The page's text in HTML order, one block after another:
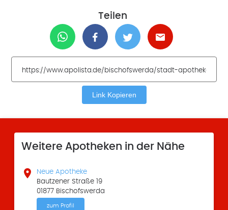
Teilen
Link Kopieren
Weitere Apotheken in der Nähe

Neue Apotheke
Bautzener Straße 19
01877 Bischofswerda
zum Profil